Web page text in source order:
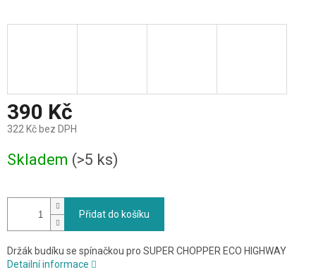
390 Kč
322 Kč bez DPH
cena:
Skladem (>5 ks)
Přidat do košíku
Držák budíku se spínačkou pro SUPER CHOPPER ECO HIGHWAY
Detailní informace